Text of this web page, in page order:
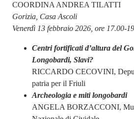
COORDINA ANDREA TILATTI
Gorizia, Casa Ascoli
Venerdì 13 febbraio 2026, ore 17.00-
Centri fortificati d’altura del
Longobardi, Slavi?
RICCARDO CECOVINI,
patria per il Friuli
Archeologia e miti longobardi
ANGELA BORZACCONI,